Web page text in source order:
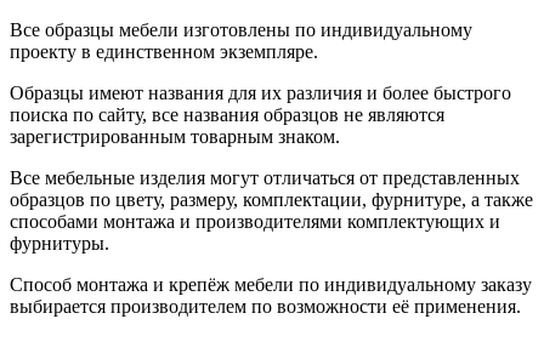
Все образцы мебели изготовлены по индивидуальному
проекту в единственном экземпляре.
Образцы имеют названия для их различия и более быстрого
поиска по сайту, все названия образцов не являются
зарегистрированным товарным знаком.
Все мебельные изделия могут отличаться от представленных
образцов по цвету, размеру, комплектации, фурнитуре, а также
способами монтажа и производителями комплектующих и
фурнитуры.
Способ монтажа и крепёж мебели по индивидуальному заказу
выбирается производителем по возможности её применения.